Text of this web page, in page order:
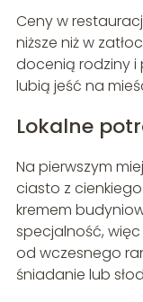
Ceny w
niższe niż w
docenią rodziny
lubią jeść na
Lokalne
Na pierwszym
ciasto z
kremem
specjalność,
od wczesnego
śniadanie lub